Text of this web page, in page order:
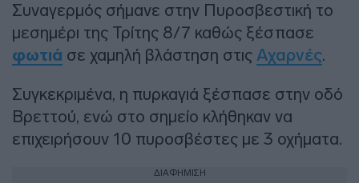
Συναγερμός σήμανε στην Πυροσβεστική το
μεσημέρι της Τρίτης 8/7 καθώς ξέσπασε
φωτιά σε χαμηλή βλάστηση στις Αχαρνές.
Συγκεκριμένα, η πυρκαγιά ξέσπασε στην οδό
Βρεττού, ενώ στο σημείο κλήθηκαν να
επιχειρήσουν 10 πυροσβέστες με 3 οχήματα.
ΔΙΑΦΗΜΙΣΗ